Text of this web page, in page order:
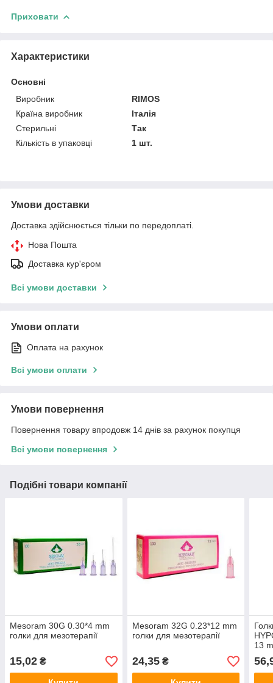
Приховати
Характеристики
Основні
Виробник
RIMOS
Країна виробник
Італія
Стерильні
Так
Кількість в упаковці
1 шт.
Умови доставки
Доставка здійснюється тільки по передоплаті.
Нова Пошта
Доставка кур'єром
Всі умови доставки
Умови оплати
Оплата на рахунок
Всі умови оплати
Умови повернення
Повернення товару впродовж 14 днів за рахунок покупця
Всі умови повернення
Подібні товари компанії
Mesoram 30G 0.30*4 mm
голки для мезотерапії
15,02 ₴
Mesoram 32G 0.23*12 mm
голки для мезотерапії
24,35₴
13